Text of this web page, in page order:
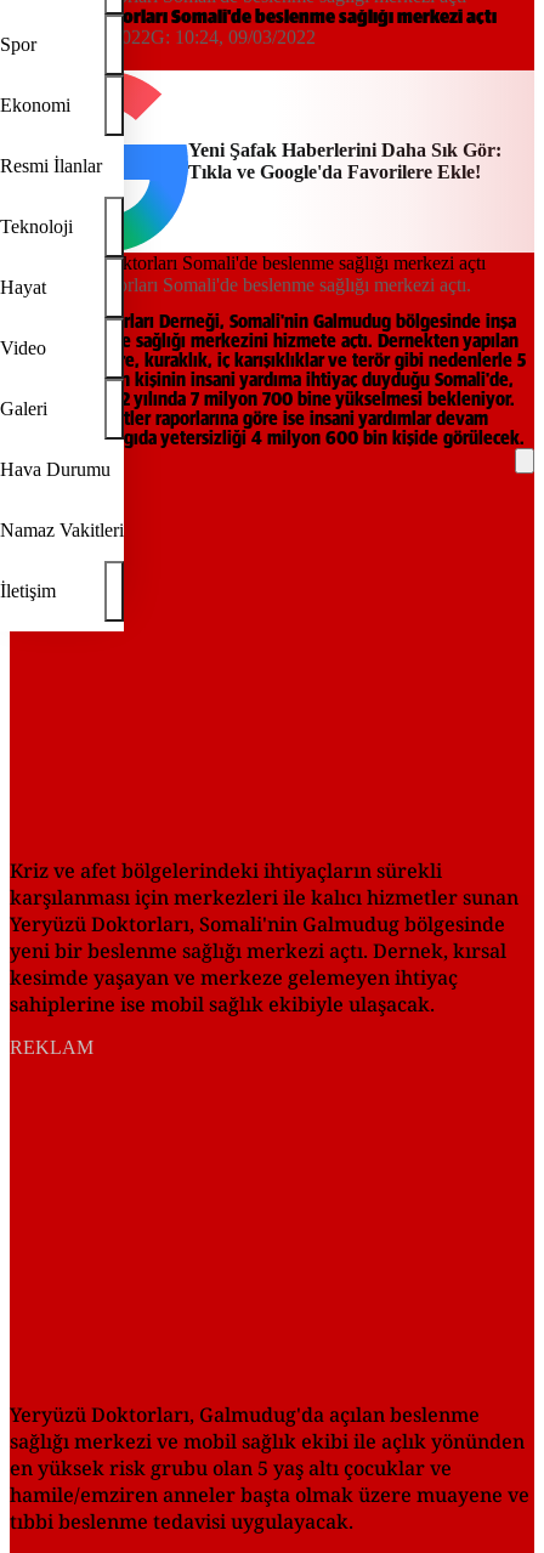
Spor
Ekonomi
Resmi İlanlar
Teknoloji
Hayat
Video
Galeri
Hava Durumu
Namaz Vakitleri
İletişim
Yeryüzü Doktorları Somali'de beslenme sağlığı merkezi açtı
10:21, 09/03/2022G: 10:24, 09/03/2022
AA
Yeni Şafak Haberlerini Daha Sık Gör:
Tıkla ve Google'da Favorilere Ekle!
Yeryüzü Doktorları Somali'de beslenme sağlığı merkezi açtı.
Yeryüzü Doktorları Derneği, Somali'nin Galmudug bölgesinde inşa
ettiği beslenme sağlığı merkezini hizmete açtı. Dernekten yapılan
açıklamaya göre, kuraklık, iç karışıklıklar ve terör gibi nedenlerle 5
milyon 900 bin kişinin insani yardıma ihtiyaç duyduğu Somali'de,
bu sayının 2022 yılında 7 milyon 700 bine yükselmesi bekleniyor.
Birleşmiş Milletler raporlarına göre ise insani yardımlar devam
etmezse, akut gıda yetersizliği 4 milyon 600 bin kişide görülecek.
Kriz ve afet bölgelerindeki ihtiyaçların sürekli
karşılanması için merkezleri ile kalıcı hizmetler sunan
Yeryüzü Doktorları, Somali'nin Galmudug bölgesinde
yeni bir beslenme sağlığı merkezi açtı. Dernek, kırsal
kesimde yaşayan ve merkeze gelemeyen ihtiyaç
sahiplerine ise mobil sağlık ekibiyle ulaşacak.
REKLAM
Yeryüzü Doktorları, Galmudug'da açılan beslenme
sağlığı merkezi ve mobil sağlık ekibi ile açlık yönünden
en yüksek risk grubu olan 5 yaş altı çocuklar ve
hamile/emziren anneler başta olmak üzere muayene ve
tıbbi beslenme tedavisi uygulayacak.